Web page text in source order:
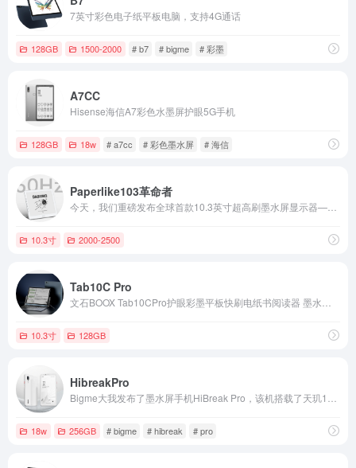
7英寸彩色电子纸平板电脑，支持4G通话
128GB 1500-2000 # b7 # bigme # 彩墨
A7CC
Hisense海信A7彩色水墨屏护眼5G手机
128GB 18w # a7cc # 彩色墨水屏 # 海信
Paperlike103革命者
10.3寸 2000-2500
Tab10C Pro
10.3寸 128GB
HibreakPro
18w 256GB # bigme # hibreak # pro